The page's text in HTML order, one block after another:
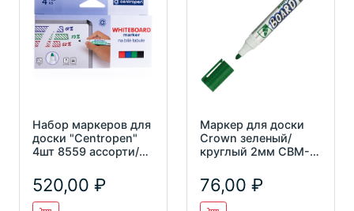
Набор маркеров для
доски "Centropen"
4шт 8559 ассорти/
520,00
Маркер для доски
Crown зеленый/
круглый 2мм CBM-
76,00